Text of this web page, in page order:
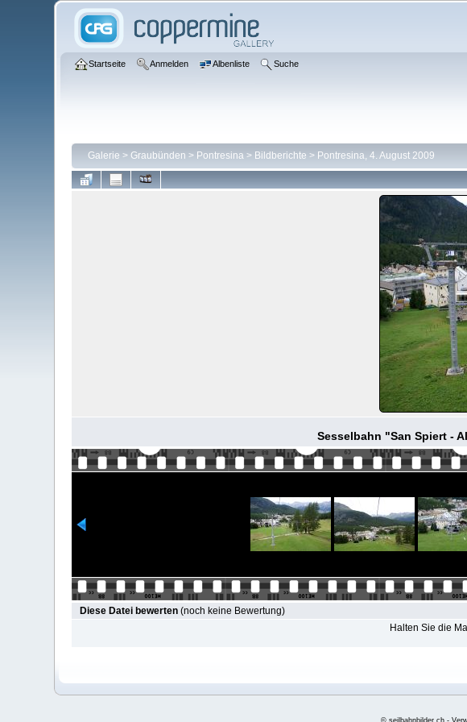
Startseite Anmelden Albenliste Suche
Galerie > Graubünden > Pontresina> Bildberichte > Pontresina, 4. August 2009
Sesselbahn "San Spiert -
Diese Datei bewerten(noch keine Bewertung)
Halten Sie die
© seilbahnbilder.ch -